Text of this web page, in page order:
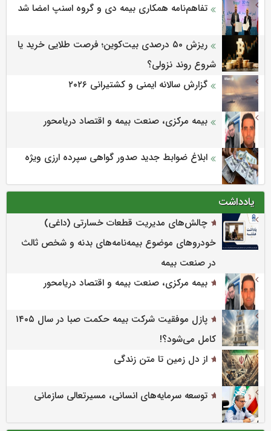
تفاهم‌نامه همکاری بیمه دی و گروه اسنپ امضا شد
ریزش ۵۰ درصدی بیت‌کوین؛ فرصت طلایی خرید یا
شروع روند نزولی؟
گزارش سالانه ایمنی و كشتیرانی ۲۰۲۶
بیمه مرکزی، صنعت بیمه و اقتصاد دریامحور
ابلاغ ضوابط جدید صدور گواهی سپرده ارزی ویژه
یادداشت
چالش‌های مدیریت قطعات خسارتی (داغی)
خودروهای موضوع بیمه‌نامه‌های بدنه و شخص ثالث
در صنعت بیمه
بیمه مرکزی، صنعت بیمه و اقتصاد دریامحور
پازل موفقیت شرکت بیمه حکمت صبا در سال ۱۴۰۵
کامل می‌شود؟!
از دل زمین تا متن زندگی
توسعه سرمایه‌های انسانی، مسیرتعالی سازمانی